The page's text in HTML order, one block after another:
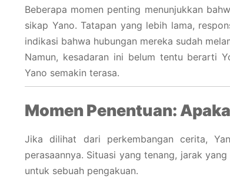
Beberapa momen penting menunjukkan
sikap Yano. Tatapan yang lebih lama,
indikasi bahwa hubungan mereka sudah
Namun, kesadaran ini belum tentu berarti
Yano semakin terasa.
Momen Penentuan:
Jika dilihat dari perkembangan cerita,
perasaannya. Situasi yang tenang, jarak
untuk sebuah pengakuan.